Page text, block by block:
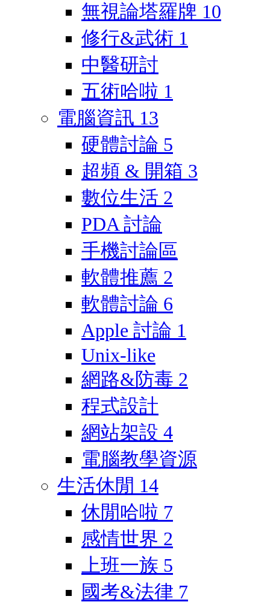
無視論塔羅牌 10
修行&武術 1
中醫研討
五術哈啦 1
電腦資訊 13
硬體討論 5
超頻 & 開箱 3
數位生活 2
PDA 討論
手機討論區
軟體推薦 2
軟體討論 6
Apple 討論 1
Unix-like
網路&防毒 2
程式設計
網站架設 4
電腦教學資源
生活休閒 14
休閒哈啦 7
感情世界 2
上班一族 5
國考&法律 7